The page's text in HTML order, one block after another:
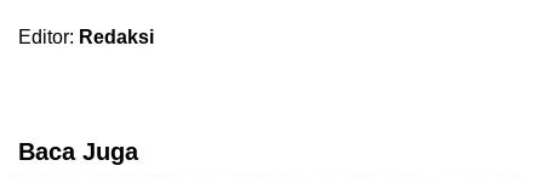
Editor: Redaksi
Baca Juga